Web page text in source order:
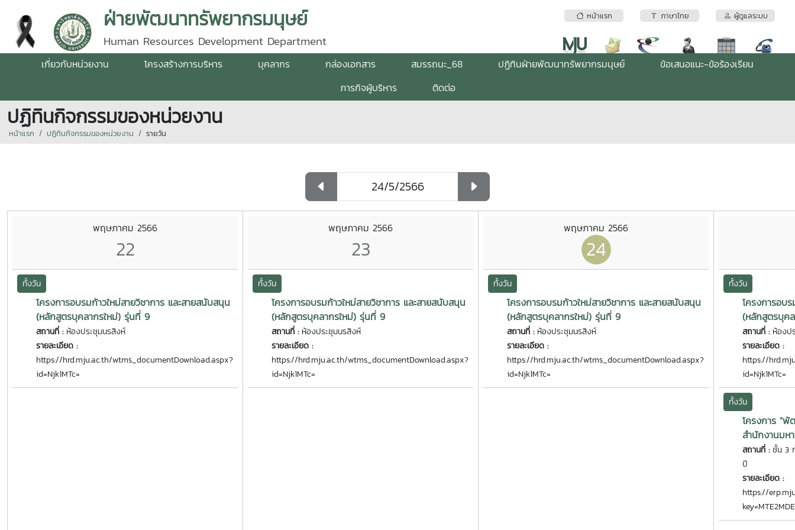
หน้าแรก ภาษาไทย ผู้ดูแลระบบ
ฝ่ายพัฒนาทรัพยากรมนุษย์
Human Resources Development Department
เกี่ยวกับหน่วยงาน โครงสร้างการบริหาร บุคลากร กล่องเอกสาร สมรรถนะ_68 ปฏิทินฝ่ายพัฒนาทรัพยากรมนุษย์
ข้อเสนอแนะ-ข้อร้องเรียน
ภารกิจผู้บริหาร
ติดต่อ
ปฏิทินกิจกรรมของหน่วยงาน
หน้าแรก ปฏิทินกิจกรรมของหน่วยงาน รายวัน
พฤษภาคม 2566
22
ทั้งวัน
โครงการอบรมก้าวใหม่สายวิชาการ และสายสนับสนุน
(หลักสูตรบุคลากรใหม่) รุ่นที่ 9
สถานที่ : ห้องประชุมนรสิงห์
รายละเอียด :
https://hrd.mju.ac.th/wtms_documentDownload.aspx?
id=Njk1MTc=
พฤษภาคม 2566
23
ทั้งวัน
โครงการอบรมก้าวใหม่สายวิชาการ และสายสนับสนุน
(หลักสูตรบุคลากรใหม่) รุ่นที่ 9
สถานที่ : ห้องประชุมนรสิงห์
รายละเอียด :
https://hrd.mju.ac.th/wtms_documentDownload.aspx?
id=Njk1MTc=
พฤษภาคม 2566
24
ทั้งวัน
โครงการอบรมก้าวใหม่สายวิชาการ และสายสนับสนุน
(หลักสูตรบุคลากรใหม่) รุ่นที่ 9
สถานที่ : ห้องประชุมนรสิงห์
รายละเอียด :
https://hrd.mju.ac.th/wtms_documentDownload.aspx?
id=Njk1MTc=
ทั้งวัน
โครงการอบ
(หลักสูตรบุค
สถานที่ : ห้องป
รายละเอียด :
https://
id=Njk1MTc=
ทั้งวัน
โครงการ "พั
สำนักงานมห
สถานที่ :ชั้น 3
ปี
รายละเอียด :
https://